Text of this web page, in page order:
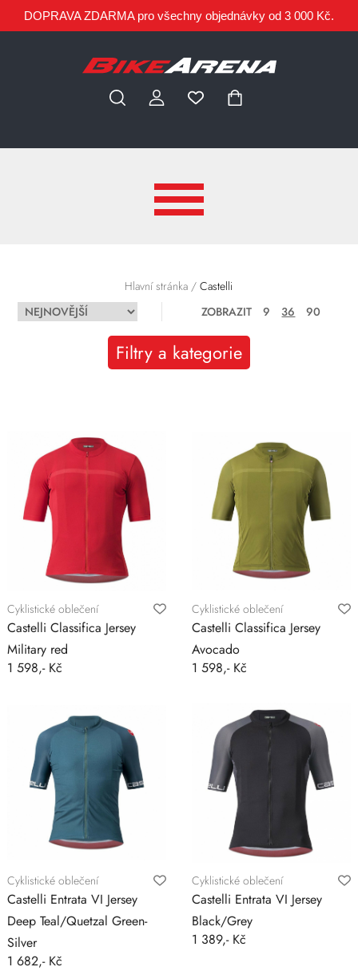
DOPRAVA ZDARMA pro všechny objednávky od 3 000 Kč.
Hlavní stránka /Castelli
ZOBRAZIT
9 36 90
Filtry a kategorie
Cyklistické oblečení
Castelli Classifica Jersey
Military red
1 598,- Kč
Cyklistické oblečení
Castelli Classifica Jersey
Avocado
1 598,- Kč
Cyklistické oblečení
Castelli Entrata VI Jersey
Deep Teal/Quetzal Green-
Silver
1 682,- Kč
Cyklistické oblečení
Castelli Entrata VI Jersey
Black/Grey
1 389,- Kč